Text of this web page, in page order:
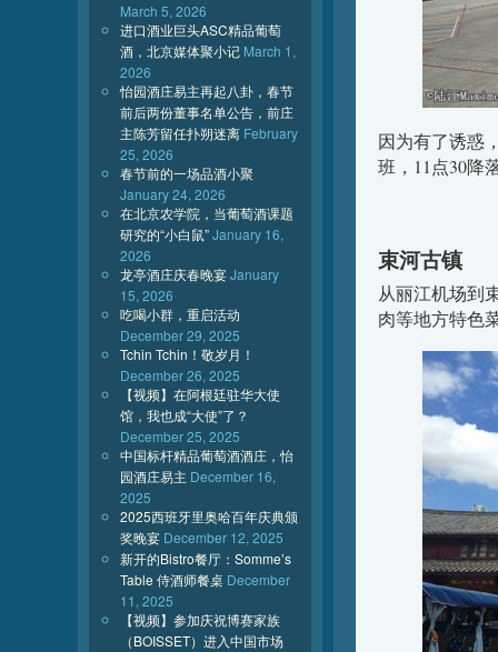
因为有了诱惑
班，11点30降
束河古镇
从丽江机场到
肉等地方特色
March 5, 2026
进口酒业巨头ASC精品葡萄
酒，北京媒体聚小记 March 1,
2026
怡园酒庄易主再起八卦，春节
前后两份董事名单公告，前庄
主陈芳留任扑朔迷离 February
25, 2026
春节前的一场品酒小聚
January 24, 2026
在北京农学院，当葡萄酒课题
研究的“小白鼠”January 16,
2026
龙亭酒庄庆春晚宴January
15, 2026
吃喝小群，重启活动
December 29, 2025
Tchin Tchin！敬岁月！
December 26, 2025
【视频】在阿根廷驻华大使
馆，我也成“大使”了？
December 25, 2025
中国标杆精品葡萄酒酒庄，怡
园酒庄易主 December 16,
2025
2025西班牙里奥哈百年庆典颁
奖晚宴 December 12, 2025
新开的Bistro餐厅：Somme’s
Table 侍酒师餐桌 December
11, 2025
【视频】参加庆祝博赛家族
（BOISSET）进入中国市场